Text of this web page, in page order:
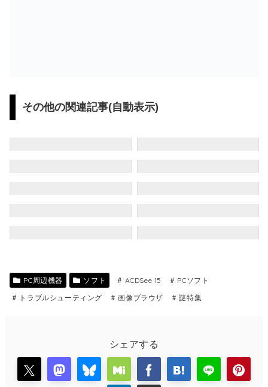
その他の関連記事(自動表示)
PC周辺機器 ソフト ACDSee 15
PCソフト
トラブルシューティング
画像ブラウザ 謎特集
シェアする